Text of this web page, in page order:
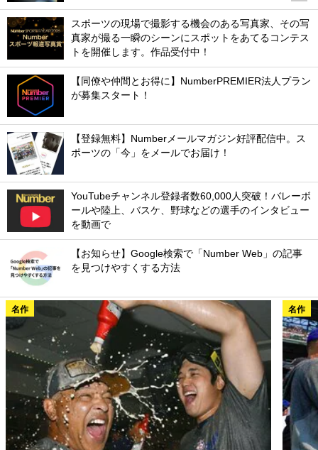
スポーツの現場で撮影する機会のある写真家、その写
真家が撮る一瞬のシーンにスポットをあてるコンテス
トを開催します。作品受付中！
【同僚や仲間とお得に】NumberPREMIER法人プラン
が募集スタート！
【登録無料】Numberメールマガジン好評配信中。ス
ポーツの「今」をメールでお届け！
YouTubeチャンネル登録者数60,000人突破！バレーボ
ールや陸上、バスケ、野球などの選手のインタビュー
を動画で
【お知らせ】Google検索で「Number Web」の記事
を見つけやすくする方法
名作 名作